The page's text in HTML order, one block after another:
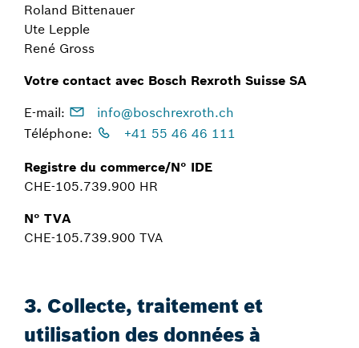
Roland Bittenauer
Ute Lepple
René Gross
Votre contact avec Bosch Rexroth Suisse SA
E-mail:
info@boschrexroth.ch
Téléphone:
+41 55 46 46 111
Registre du commerce/N° IDE
CHE-105.739.900 HR
N° TVA
CHE-105.739.900 TVA
3. Collecte, traitement et
utilisation des données à